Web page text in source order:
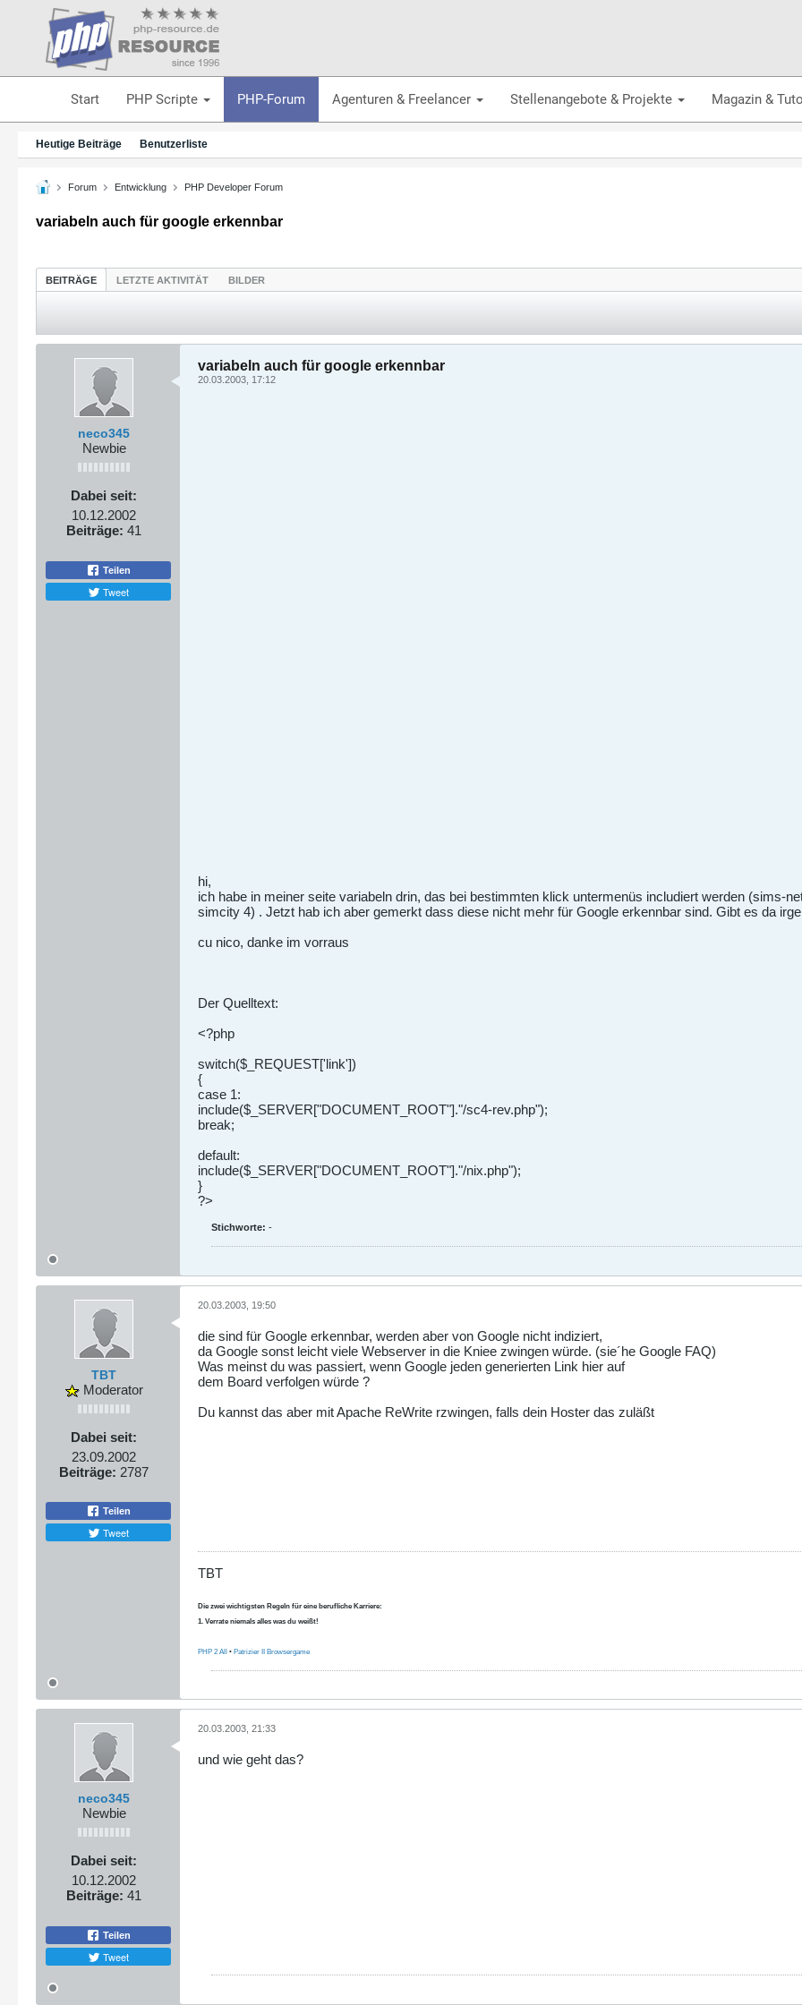
Start PHP Scripte PHP-Forum Agenturen & Freelancer Stellenangebote & Projekte Magazin &
Heutige Beiträge Benutzerliste
Forum Entwicklung PHP Developer Forum
variabeln auch für google erkennbar
BEITRÄGE LETZTE AKTIVITÄT BILDER
neco345
Newbie
Dabei seit:
10.12.2002
Beiträge: 41
Teilen
Tweet
variabeln auch für google erkennbar
20.03.2003, 17:12
hi,
ich habe in meiner seite variabeln drin, das bei bestimmten klick untermenüs includiert werden (sims-
simcity 4) . Jetzt hab ich aber gemerkt dass diese nicht mehr für Google erkennbar sind. Gibt es da
cu nico, danke im vorraus
Der Quelltext:
<?php
switch($_REQUEST['link'])
{
case 1:
include($_SERVER["DOCUMENT_ROOT"]."/sc4-rev.php");
break;
default:
include($_SERVER["DOCUMENT_ROOT"]."/nix.php");
}
?>
Stichworte: -
TBT
Moderator
Dabei seit:
23.09.2002
Beiträge: 2787
Teilen
Tweet
20.03.2003, 19:50
die sind für Google erkennbar, werden aber von Google nicht indiziert,
da Google sonst leicht viele Webserver in die Kniee zwingen würde. (sie´he Google FAQ)
Was meinst du was passiert, wenn Google jeden generierten Link hier auf
dem Board verfolgen würde ?
Du kannst das aber mit Apache ReWrite rzwingen, falls dein Hoster das zuläßt
TBT
Die zwei wichtigsten Regeln für eine berufliche Karriere:
1. Verrate niemals alles was du weißt!
PHP 2 All • Patrizier II Browsergame
neco345
Newbie
Dabei seit:
10.12.2002
Beiträge: 41
Teilen
Tweet
20.03.2003, 21:33
und wie geht das?